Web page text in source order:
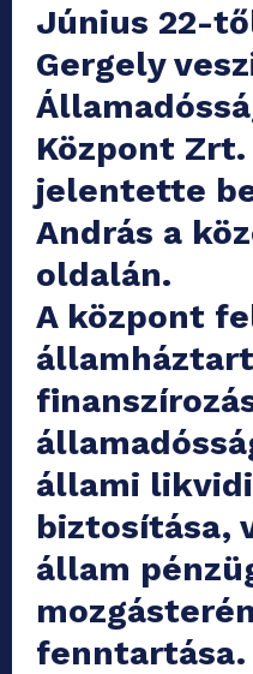
Június 22-
Gergely
Központ
jelentette
András a
oldalán.
A központ
állami
biztosítása,
állam
fenntartása.